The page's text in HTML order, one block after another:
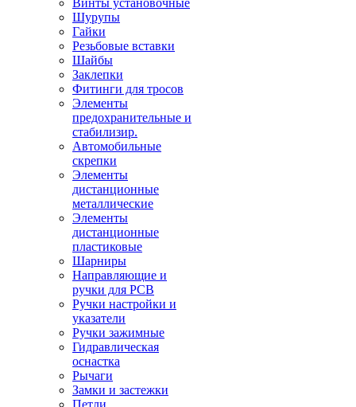
Винты установочные
Шурупы
Гайки
Резьбовые вставки
Шайбы
Заклепки
Фитинги для тросов
Элементы
предохранительные и
стабилизир.
Автомобильные
скрепки
Элементы
дистанционные
металлические
Элементы
дистанционные
пластиковые
Шарниры
Направляющие и
ручки для PCB
Ручки настройки и
указатели
Ручки зажимные
Гидравлическая
оснастка
Рычаги
Замки и застежки
Петли